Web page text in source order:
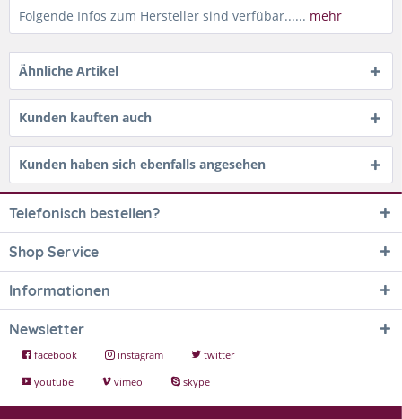
Folgende Infos zum Hersteller sind verfübar...... mehr
Ähnliche Artikel
Kunden kauften auch
Kunden haben sich ebenfalls angesehen
Telefonisch bestellen?
Shop Service
Informationen
Newsletter
facebook instagram
twitter
youtube
vimeo skype